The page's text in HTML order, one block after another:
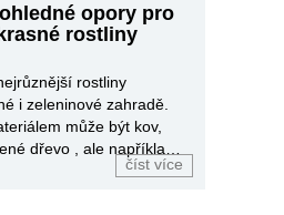
opory pro
rostliny
rostliny
i zeleninové zahradě.
může být kov,
dřevo , ale například
číst více